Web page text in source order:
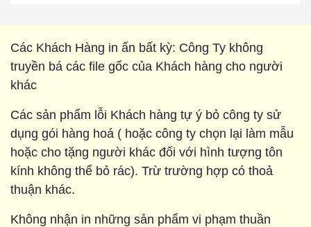
Các Khách Hàng in ấn bất kỳ: Công Ty không
truyền bá các file gốc của Khách hàng cho người
khác
Các sản phẩm lỗi Khách hàng tự ý bỏ công ty sử
dụng gói hàng hoá ( hoặc công ty chọn lại làm mẫu
hoặc cho tặng người khác đối với hình tượng tôn
kính không thể bỏ rác). Trừ trường hợp có thoả
thuận khác.
Không nhận in những sản phẩm vi phạm thuần